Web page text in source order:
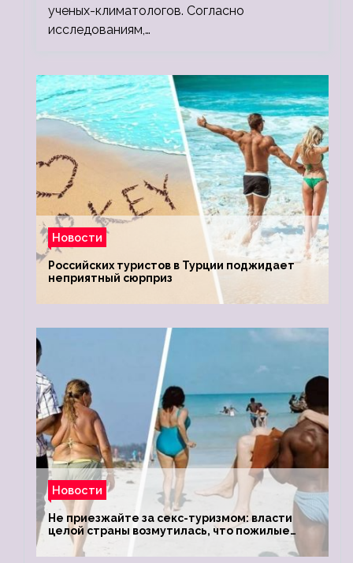
ученых-климатологов. Согласно
исследованиям,…
Новости
Российских туристов в Турции поджидает
неприятный сюрприз
Новости
Не приезжайте за секс-туризмом: власти
целой страны возмутилась, что пожилые
туристки массово едут к ним, чтобы
обзавестись молодыми любовниками